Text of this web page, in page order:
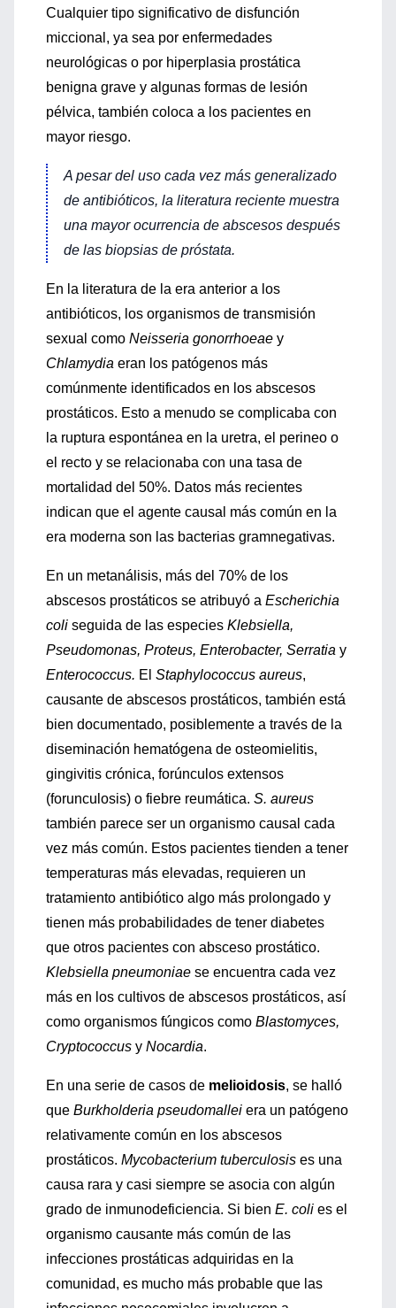
Cualquier tipo significativo de disfunción
miccional, ya sea por enfermedades
neurológicas o por hiperplasia prostática
benigna grave y algunas formas de lesión
pélvica, también coloca a los pacientes en
mayor riesgo.
A pesar del uso cada vez más generalizado
de antibióticos, la literatura reciente muestra
una mayor ocurrencia de abscesos después
de las biopsias de próstata.
En la literatura de la era anterior a los
antibióticos, los organismos de transmisión
sexual como Neisseria gonorrhoeae y
Chlamydia eran los patógenos más
comúnmente identificados en los abscesos
prostáticos. Esto a menudo se complicaba con
la ruptura espontánea en la uretra, el perineo o
el recto y se relacionaba con una tasa de
mortalidad del 50%. Datos más recientes
indican que el agente causal más común en la
era moderna son las bacterias gramnegativas.
En un metanálisis, más del 70% de los
abscesos prostáticos se atribuyó a Escherichia
coli seguida de las especies Klebsiella,
Pseudomonas, Proteus, Enterobacter, Serratia y
Enterococcus. El Staphylococcus aureus,
causante de abscesos prostáticos, también está
bien documentado, posiblemente a través de la
diseminación hematógena de osteomielitis,
gingivitis crónica, forúnculos extensos
(forunculosis) o fiebre reumática. S. aureus
también parece ser un organismo causal cada
vez más común. Estos pacientes tienden a tener
temperaturas más elevadas, requieren un
tratamiento antibiótico algo más prolongado y
tienen más probabilidades de tener diabetes
que otros pacientes con absceso prostático.
Klebsiella pneumoniae se encuentra cada vez
más en los cultivos de abscesos prostáticos, así
como organismos fúngicos como Blastomyces,
Cryptococcus y Nocardia.
En una serie de casos de melioidosis, se halló
que Burkholderia pseudomallei era un patógeno
relativamente común en los abscesos
prostáticos. Mycobacterium tuberculosis es una
causa rara y casi siempre se asocia con algún
grado de inmunodeficiencia. Si bien E. coli es el
organismo causante más común de las
infecciones prostáticas adquiridas en la
comunidad, es mucho más probable que las